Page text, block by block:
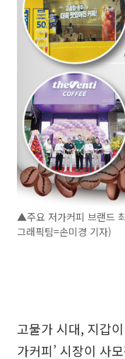
▲주요 저가커피 브랜드
그래픽팀=손미경 기자)
고물가 시대, 지갑
가커피’ 시장이 사